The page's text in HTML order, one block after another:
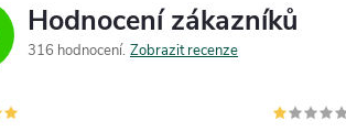
Hodnocení zákazníků
316 hodnocení Zobrazit recenze